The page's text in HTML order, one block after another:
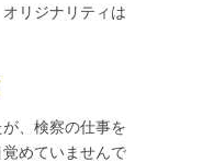
リジナリティは
、検察の仕事を
めていませんで